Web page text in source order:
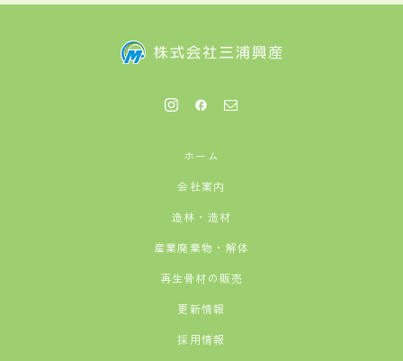
ホーム
会社案内
造林・造材
産業廃棄物・解体
再生骨材の販売
更新情報
採用情報